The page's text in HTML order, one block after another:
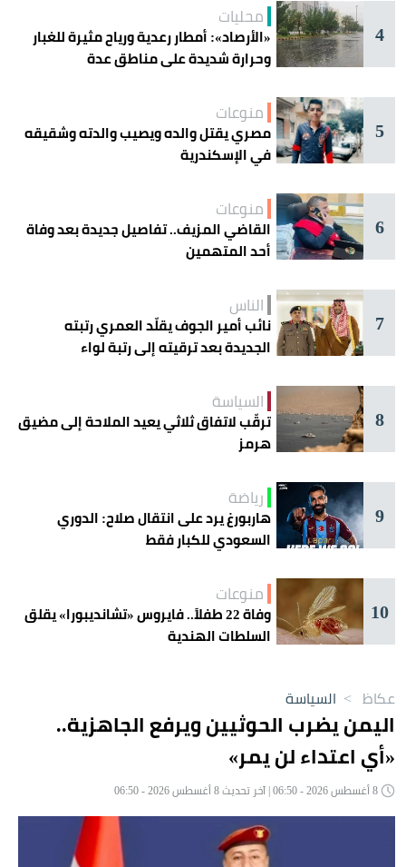
4
محليات
«الأرصاد»: أمطار رعدية ورياح مثيرة للغبار
وحرارة شديدة على مناطق عدة
5
منوعات
مصري يقتل والده ويصيب والدته وشقيقه
في الإسكندرية
6
منوعات
القاضي المزيف.. تفاصيل جديدة بعد وفاة
أحد المتهمين
7
الناس
نائب أمير الجوف يقلّد العمري رتبته
الجديدة بعد ترقيته إلى رتبة لواء
8
السياسة
ترقّب لاتفاق ثلاثي يعيد الملاحة إلى مضيق
هرمز
9
رياضة
هاربورغ يرد على انتقال صلاح: الدوري
السعودي للكبار فقط
10
منوعات
وفاة 22 طفلاً.. فايروس «تشانديبورا» يقلق
السلطات الهندية
عكاظ > السياسة
اليمن يضرب الحوثيين ويرفع الجاهزية..
«أي اعتداء لن يمر»